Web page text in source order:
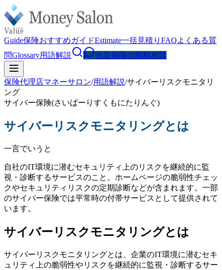
Guide保険おすすめガイドEstimate一括見積り FAQよくある質
問Glossary用語解説 火災保険の無料相談
保険代理店マネーサロン/用語解説/サイバーリスクモニタリ
ング
サイバー保険(さいばーりすくもにたりんぐ)
サイバーリスクモニタリングとは
一言でいうと
自社のIT環境に潜むセキュリティ上のリスクを継続的に監
視・診断するサービスのこと。ホームページの脆弱性チェッ
クやセキュリティリスクの定期診断などが含まれます。一部
のサイバー保険では平常時の付帯サービスとして提供されて
います。
サイバーリスクモニタリングとは
サイバーリスクモニタリングとは、企業のIT環境に潜むセキ
ュリティ上の脆弱性やリスクを継続的に監視・診断するサー